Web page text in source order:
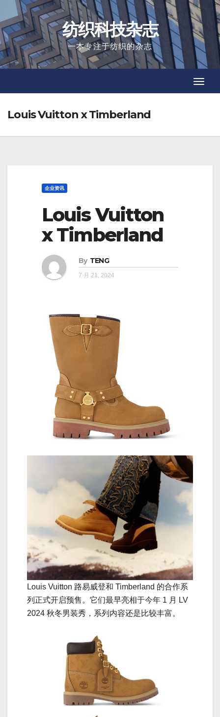
to
content
纺织科技杂志
一本专注于纺织的杂志
Louis Vuitton x Timberland
企业资讯
Louis Vuitton
x Timberland
By TENG
7 月 21, 2024
Louis Vuitton 路易威登和 Timberland 的合作系
列正式开启预售。它们最早亮相于今年 1 月 LV
2024 秋冬男装秀，系列内容还是比较丰富。